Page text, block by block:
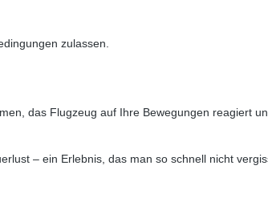
zulassen.
das Flugzeug auf Ihre Bewegungen reagiert
– ein Erlebnis, das man so schnell nicht